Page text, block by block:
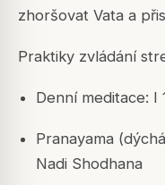
zhoršovat Vata a
Praktiky zvládání
Denní meditace: I
Pranayama
Nadi Shodhana